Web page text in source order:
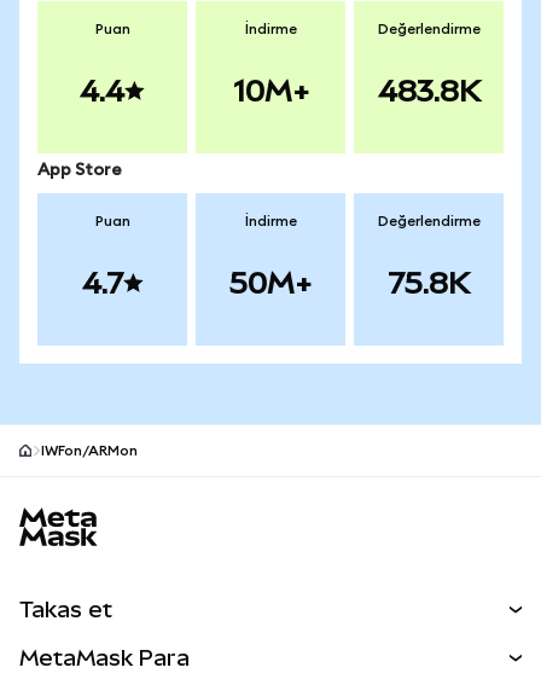
Puan
4.4
İndirme
10M+
Değerlendirme
483.8K
App Store
Puan
4.7
İndirme
50M+
Değerlendirme
75.8K
IWFon/ARMon
Takas et
MetaMask Para